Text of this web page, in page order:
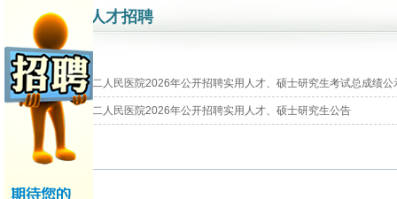
人才招聘
河南省第二人民医院2026年公开招聘实用人才、硕士研究生考试总成绩公
河南省第二人民医院2026年公开招聘实用人才、硕士研究生公告